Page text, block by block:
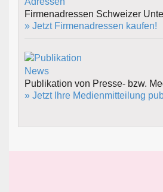
Firmenadressen Schweizer
» Jetzt Firmenadressen kaufen!
Publikation von Presse- bzw.
» Jetzt Ihre Medienmitteilung